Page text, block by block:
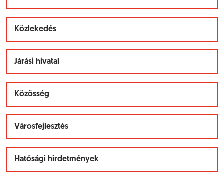
Közlekedés
Járási hivatal
Közösség
Városfejlesztés
Hatósági hirdetmények